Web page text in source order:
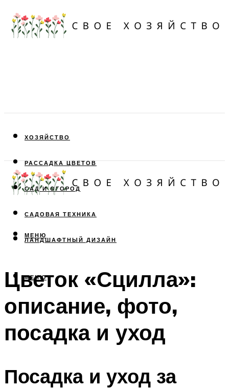
ХОЗЯЙСТВО
РАССАДКА ЦВЕТОВ
САД И ОГОРОД
САДОВАЯ ТЕХНИКА
ЛАНДШАФТНЫЙ ДИЗАЙН
МЕНЮ
МЕНЮ
Цветок «Сцилла»:
описание, фото,
посадка и уход
Посадка и уход за